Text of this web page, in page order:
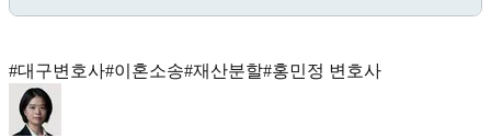
#대구변호사#이혼소송#재산분할#홍민정 변호사